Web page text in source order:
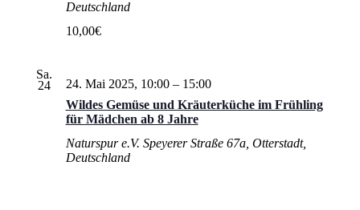
Deutschland
10,00€
Sa.
24
Wildes Gemüse und Kräuterküche im Frühling
für Mädchen ab 8 Jahre
24. Mai 2025, 10:00– 15:00
Naturspur e.V. Speyerer Straße 67a, Otterstadt,
Deutschland